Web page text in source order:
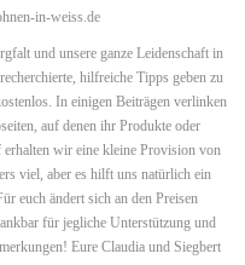
in-weiss.de
und unsere ganze Leidenschaft in
hilfreiche Tipps geben zu
In einigen Beiträgen verlinken
auf denen ihr Produkte oder
wir eine kleine Provision von
viel, aber es hilft uns natürlich ein
euch ändert sich an den Preisen
für jegliche Unterstützung und
Eure Claudia und Siegbert